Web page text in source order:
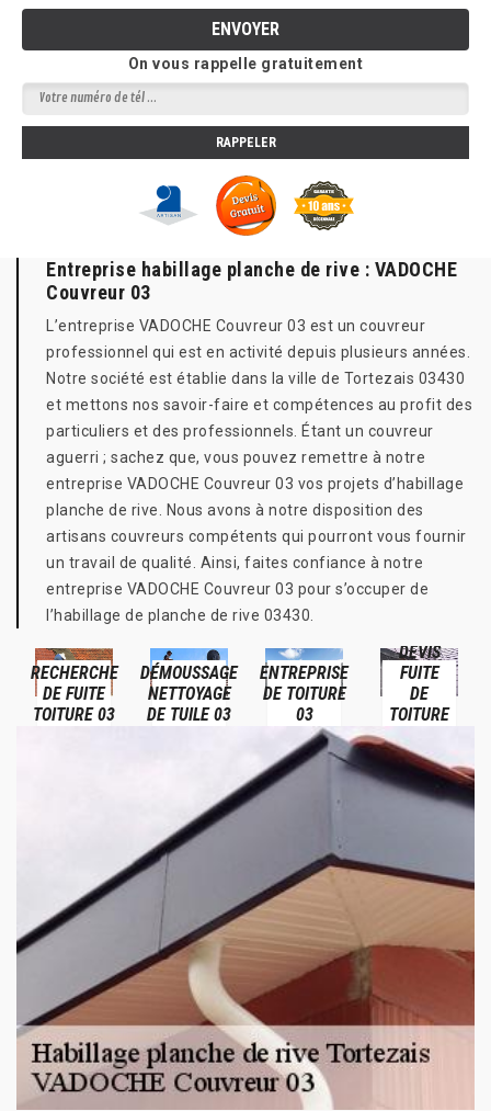
On vous rappelle gratuitement
Entreprise habillage planche de rive : VADOCHE
Couvreur 03
L’entreprise VADOCHE Couvreur 03 est un couvreur
professionnel qui est en activité depuis plusieurs années.
Notre société est établie dans la ville de Tortezais 03430
et mettons nos savoir-faire et compétences au profit des
particuliers et des professionnels. Étant un couvreur
aguerri ; sachez que, vous pouvez remettre à notre
entreprise VADOCHE Couvreur 03 vos projets d’habillage
planche de rive. Nous avons à notre disposition des
artisans couvreurs compétents qui pourront vous fournir
un travail de qualité. Ainsi, faites confiance à notre
entreprise VADOCHE Couvreur 03 pour s’occuper de
l’habillage de planche de rive 03430.
RECHERCHE
DE FUITE
TOITURE 03
DÉMOUSSAGE
NETTOYAGE
DE TUILE 03
ENTREPRISE
DE TOITURE
03
DEVIS
FUITE
DE
TOITURE